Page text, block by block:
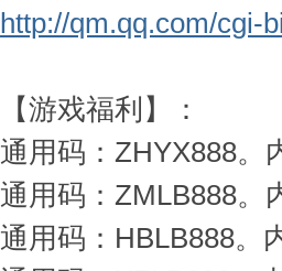
http://qm.qq.com/cgi-
【游戏福利】：
通用码：ZHYX888。
通用码：ZMLB888。
通用码：HBLB888。